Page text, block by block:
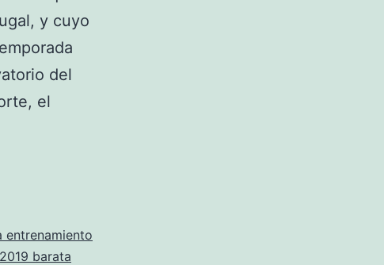
y cuyo
del
el
entrenamiento
barata